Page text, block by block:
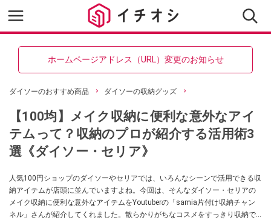
ホームページアドレス（URL）変更のお知らせ
ダイソーのおすすめ商品 ダイソーの収納グッズ
【100均】メイク収納に便利な意外なアイ
テムって？収納のプロが紹介する活用術3
選《ダイソー・セリア》
人気100円ショップのダイソーやセリアでは、いろんなシーンで活用できる収
納アイテムが店頭に並んでいますよね。今回は、そんなダイソー・セリアの
メイク収納に便利な意外なアイテムをYoutuberの「samia片付け収納チャン
ネル」さんが紹介してくれました。散らかりがちなコスメをすっきり収納で